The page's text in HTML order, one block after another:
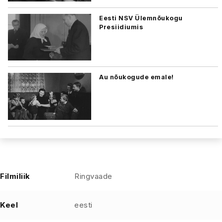
Eesti NSV Ülemnõukogu
Presiidiumis
Au nõukogude emale!
Filmiliik Ringvaade
Keel eesti